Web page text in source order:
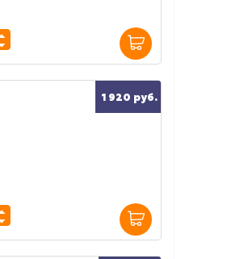
1 920 руб.